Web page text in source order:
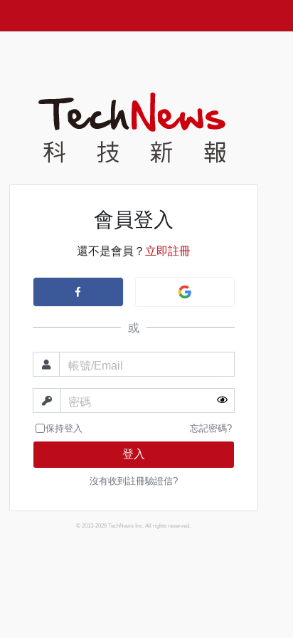
會員登入
還不是會員？ 立即註冊
或
帳號/Email
密碼
保持登入 忘記密碼?
登入
沒有收到註冊驗證信?
© 2013-2026 TechNews Inc. All rights reserved.